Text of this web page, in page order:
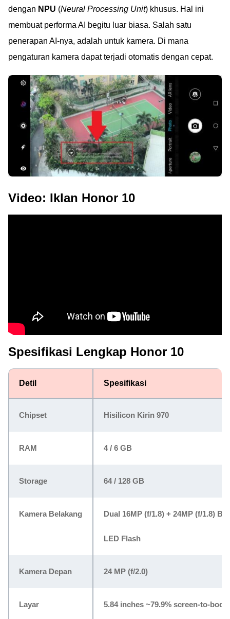
dengan NPU (Neural Processing Unit) khusus. Hal ini
membuat performa AI begitu luar biasa. Salah satu
penerapan AI-nya, adalah untuk kamera. Di mana
pengaturan kamera dapat terjadi otomatis dengan cepat.
Video: Iklan Honor 10
Spesifikasi Lengkap Honor 10
Detil Spesifikasi
Chipset Hisilicon Kirin 970
RAM 4 / 6 GB
Storage 64 / 128 GB
Kamera Belakang Dual 16MP (f/1.8) + 24MP (f/1.8) B/
LED Flash
Kamera Depan 24 MP (f/2.0)
Layar 5.84 inches ~79.9% screen-to-